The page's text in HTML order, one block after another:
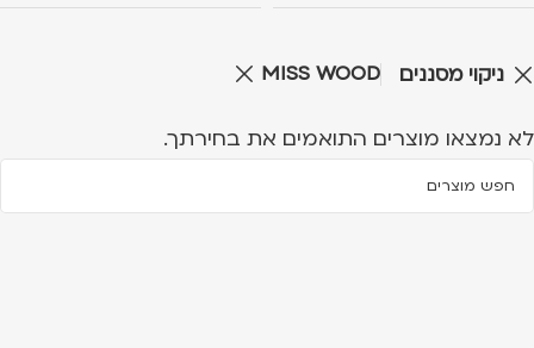
ניקוי מסננים MISS WOOD
לא נמצאו מוצרים התואמים את בחירתך.